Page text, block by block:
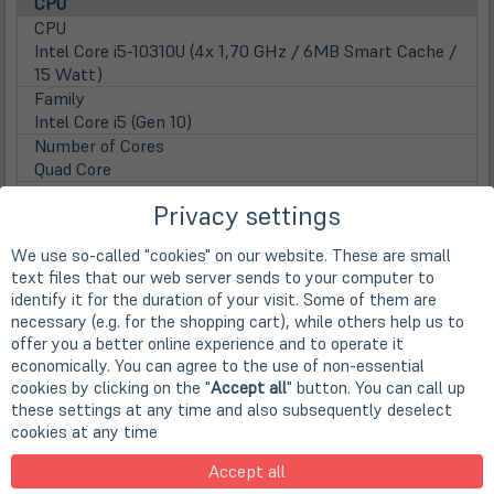
CPU
Intel Core i5-10310U (4x 1,70 GHz / 6MB Smart Cache /
15 Watt)
Family
Intel Core i5 (Gen 10)
Number of Cores
Quad Core
Clock frequency
4,40 GHz
Prozessorgrafik
Intel UHD Graphics (4k Support)
Display
Display
33,8cm 13,3" TFT Display IPS mit 10-Finger Multitouch
Screen Resolution
1920 x 1080 Pixel (FHD)
Aspect ratio
Privacy settings
We use so-called "cookies" on our website. These are small
text files that our web server sends to your computer to
identify it for the duration of your visit. Some of them are
necessary (e.g. for the shopping cart), while others help us to
offer you a better online experience and to operate it
economically. You can agree to the use of non-essential
cookies by clicking on the "Accept all" button. You can call up
these settings at any time and also subsequently deselect
cookies at any time
Accept all